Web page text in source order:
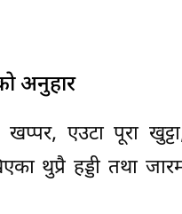
अनुहार
खप्पर, एउटा पूरा
थुप्रै हड्डी तथा